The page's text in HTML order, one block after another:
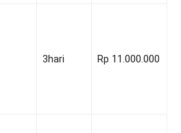
3hari Rp 11.000.000